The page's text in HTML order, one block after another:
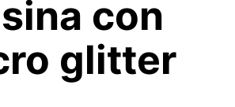
con
glitter